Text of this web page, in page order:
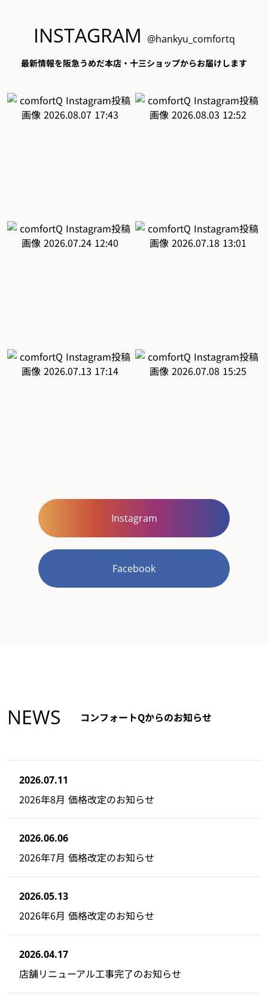
INSTAGRAM @hankyu_comfortq
最新情報を阪急うめだ本店・十三ショップからお届けします
Instagram
Facebook
NEWS コンフォートQからのお知らせ
2026.07.11
2026年8月 価格改定のお知らせ
2026.06.06
2026年7月 価格改定のお知らせ
2026.05.13
2026年6月 価格改定のお知らせ
2026.04.17
店舗リニューアル工事完了のお知らせ